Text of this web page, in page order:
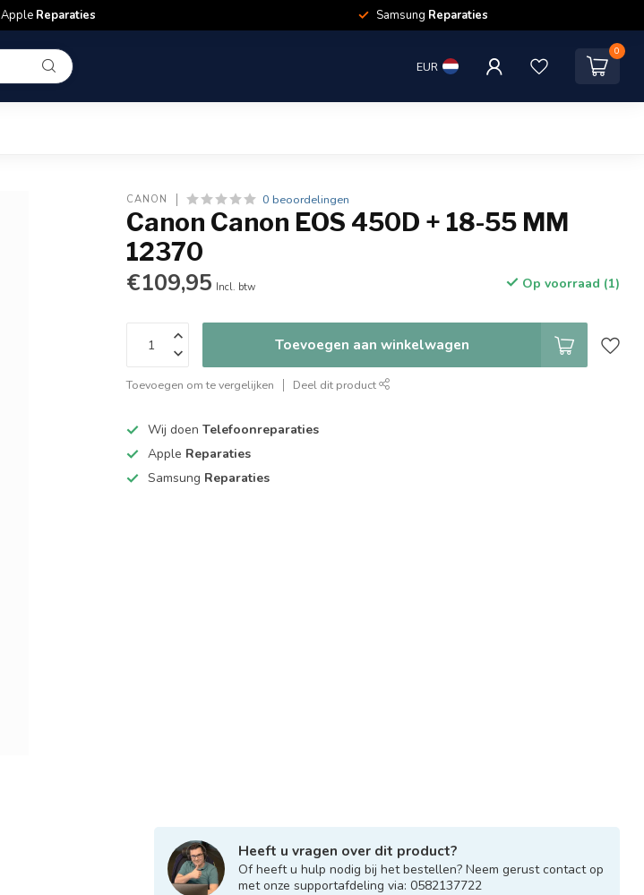
Apple Reparaties Samsung Reparaties
EUR
0
CANON 0 beoordelingen
Canon Canon EOS 450D + 18-55 MM
12370
€109,95 Incl. btw Op voorraad (1)
Toevoegen aan winkelwagen
Toevoegen om te vergelijken Deel dit product
Wij doenTelefoonreparaties
Apple Reparaties
Samsung Reparaties
Heeft u vragen over dit product?
Of heeft u hulp nodig bij het bestellen? Neem gerust contact op
met onze supportafdeling via: 0582137722